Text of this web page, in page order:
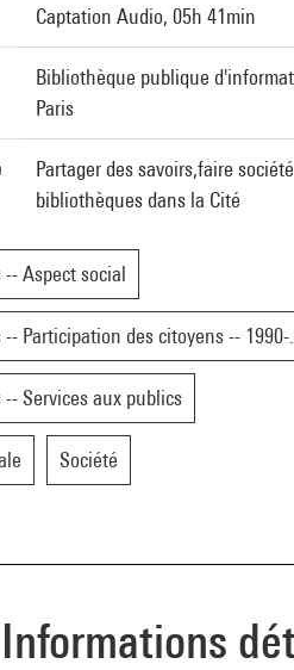
Captation Audio, 05h 41min
Bibliothèque publique
Paris
Partager des savoirs,faire
bibliothèques dans la Cité
Aspect social
Participation des citoyens -- 1990-
Services aux publics
Société
Informations